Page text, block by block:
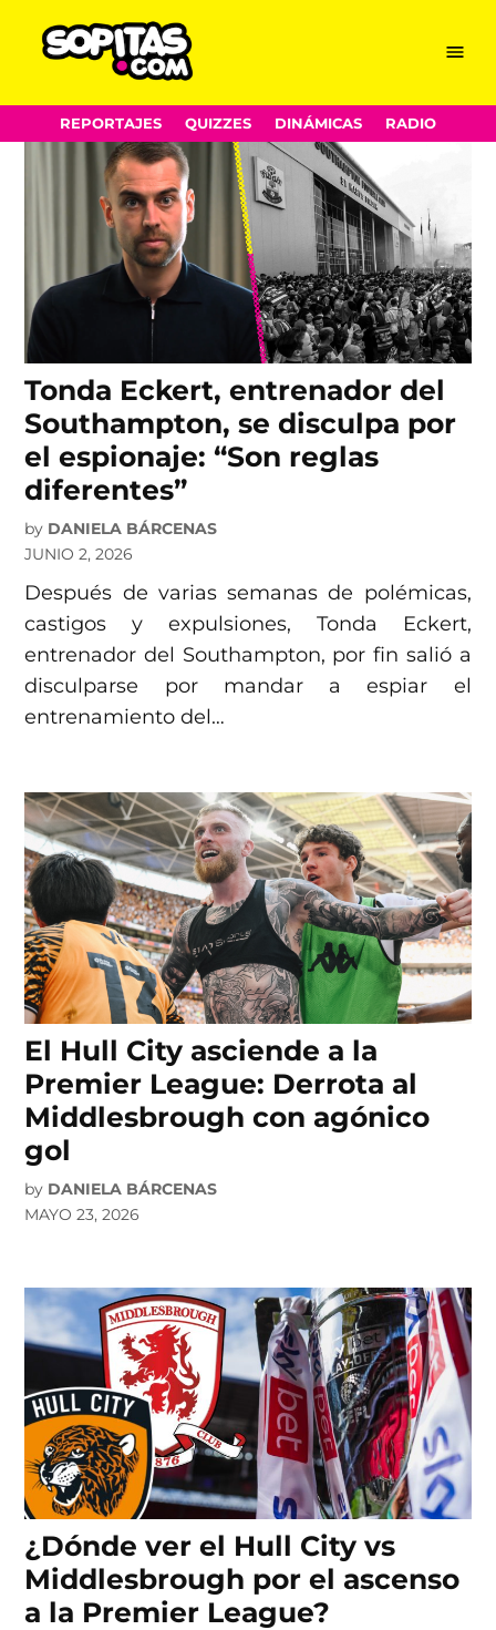
content
Menu
REPORTAJES QUIZZES DINÁMICAS RADIO
Southampton
Tonda Eckert, entrenador del
Southampton, se disculpa por
el espionaje: “Son reglas
diferentes”
by DANIELA BÁRCENAS
JUNIO 2, 2026
Después de varias semanas de polémicas,
castigos y expulsiones, Tonda Eckert,
entrenador del Southampton, por fin salió a
disculparse por mandar a espiar el
entrenamiento del…
El Hull City asciende a la
Premier League: Derrota al
Middlesbrough con agónico
gol
by DANIELA BÁRCENAS
MAYO 23, 2026
¿Dónde ver el Hull City vs
Middlesbrough por el ascenso
a la Premier League?